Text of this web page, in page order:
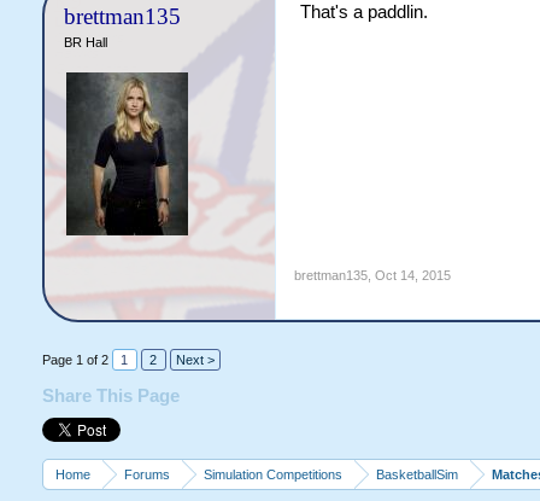
brettman135
BR Hall
That's a paddlin.
brettman135, Oct 14, 2015
Page 1 of 2 1 2 Next >
Share This Page
Home Forums Simulation Competitions BasketballSim